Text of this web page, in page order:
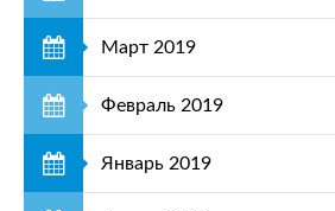
Март 2019
Февраль 2019
Январь 2019